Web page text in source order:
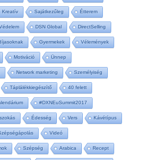
Kreatív Sajátkezűleg Étterem
DSN Global DirectSelling
Gyermekek Vélemények
Motiváció Ünnep
Network marketing Személyiség
Táplálékkiegészítő 40 felett
#DXNEuSummit2017
Édesség Vers Kávétípus
Videó
Szépség Arabica Recept